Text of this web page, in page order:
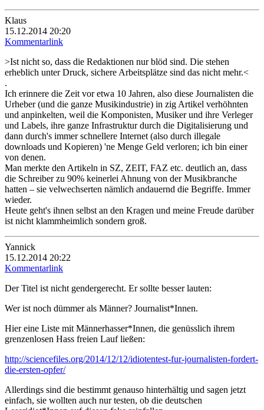
Klaus
15.12.2014 20:20
Kommentarlink
>Ist nicht so, dass die Redaktionen nur blöd sind. Die stehen
erheblich unter Druck, sichere Arbeitsplätze sind das nicht mehr.<
.
Ich erinnere die Zeit vor etwa 10 Jahren, also diese Journalisten die
Urheber (und die ganze Musikindustrie) in zig Artikel verhöhnten
und anpinkelten, weil die Komponisten, Musiker und ihre Verleger
und Labels, ihre ganze Infrastruktur durch die Digitalisierung und
dann durch's immer schnellere Internet (also durch illegale
downloads und Kopieren) 'ne Menge Geld verloren; ich bin einer
von denen.
Man merkte den Artikeln in SZ, ZEIT, FAZ etc. deutlich an, dass
die Schreiber zu 90% keinerlei Ahnung von der Musikbranche
hatten – sie velwechserten nämlich andauernd die Begriffe. Immer
wieder.
Heute geht's ihnen selbst an den Kragen und meine Freude darüber
ist nicht klammheimlich sondern groß.
Yannick
15.12.2014 20:22
Kommentarlink
Der Titel ist nicht gendergerecht. Er sollte besser lauten:
Wer ist noch dümmer als Männer? Journalist*Innen.
Hier eine Liste mit Männerhasser*Innen, die genüsslich ihrem
grenzenlosen Hass freien Lauf ließen:
http://sciencefiles.org/2014/12/12/idiotentest-fur-journalisten-fordert-
die-ersten-opfer/
Allerdings sind die bestimmt genauso hinterhältig und sagen jetzt
einfach, sie wollten auch nur testen, ob die deutschen